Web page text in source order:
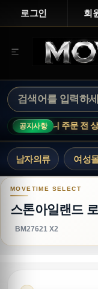
로그인 회
공지사항
빠르니 주문 전 상담창으
남자의류 여성
스톤아일랜드 로
스톤아일랜드
BM27621 X2